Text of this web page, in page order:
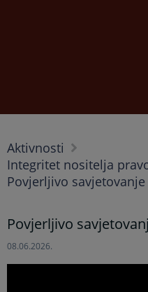
Aktivnosti
Integritet nositelja
Povjerljivo savjetovanje
Povjerljivo
08.06.2026.